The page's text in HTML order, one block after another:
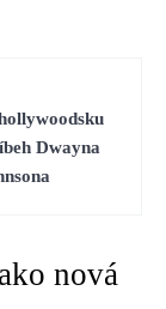
Dwayna
nová